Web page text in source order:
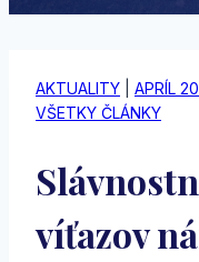
AKTUALITY APRÍL
VŠETKY ČLÁNKY
víťazov